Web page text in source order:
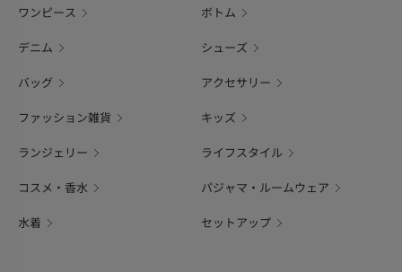
ワンピース ボトム
デニム シューズ
バッグ アクセサリー
ファッション雑貨 キッズ
ランジェリー ライフスタイル
コスメ・香水 パジャマ・ルームウェア
水着 セットアップ